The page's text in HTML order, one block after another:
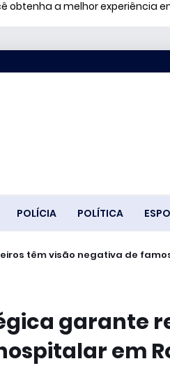
obtenha a melhor experiência
POLÍCIA POLÍTICA
têm visão negativa de
garante
em